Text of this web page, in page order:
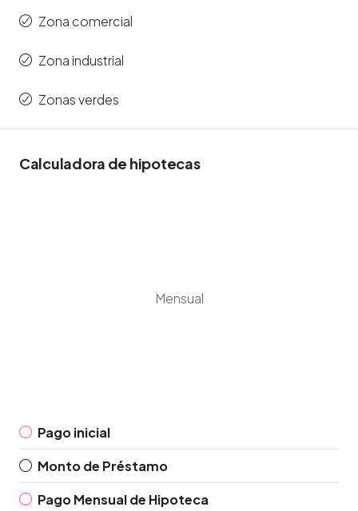
Zona comercial
Zona industrial
Zonas verdes
Calculadora de hipotecas
Mensual
Pago inicial
Monto de Préstamo
Pago Mensual de Hipoteca